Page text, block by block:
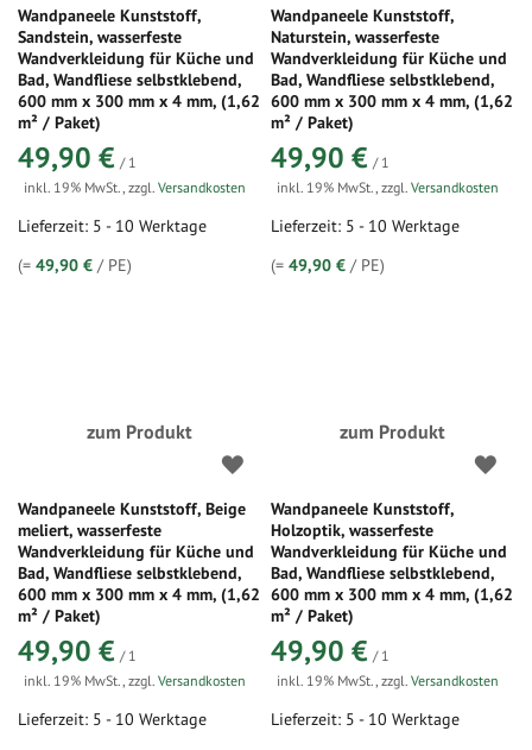
Wandpaneele Kunststoff,
Sandstein, wasserfeste
Wandverkleidung für Küche und
Bad, Wandfliese selbstklebend,
600 mm x 300 mm x 4 mm, (1,62
m² / Paket)
49,90 € / 1
inkl. 19% MwSt., zzgl. Versandkosten
Lieferzeit: 5 - 10 Werktage
(= 49,90 € / PE)
Wandpaneele Kunststoff,
Naturstein, wasserfeste
Wandverkleidung für Küche und
Bad, Wandfliese selbstklebend,
600 mm x 300 mm x 4 mm, (1,62
m² / Paket)
49,90 € / 1
inkl. 19% MwSt.,zzgl.Versandkosten
Lieferzeit: 5 - 10 Werktage
(=49,90 € / PE)
zum Produkt
Wandpaneele Kunststoff, Beige
meliert, wasserfeste
Wandverkleidung für Küche und
Bad, Wandfliese selbstklebend,
600 mm x 300 mm x 4 mm, (1,62
m² / Paket)
49,90 € / 1
inkl. 19% MwSt., zzgl. Versandkosten
Lieferzeit: 5 - 10 Werktage
zum Produkt
Wandpaneele Kunststoff,
Holzoptik, wasserfeste
Wandverkleidung für Küche und
Bad, Wandfliese selbstklebend,
600 mm x 300 mm x 4 mm, (1,62
m² / Paket)
49,90 € / 1
inkl. 19% MwSt.,zzgl.Versandkosten
Lieferzeit: 5 - 10 Werktage